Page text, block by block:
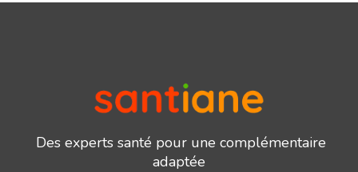
Des experts santé pour une complémentaire
adaptée